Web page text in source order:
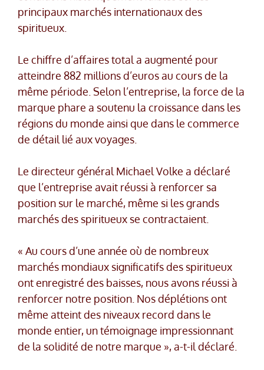
principaux marchés internationaux des
spiritueux.
Le chiffre d’affaires total a augmenté pour
atteindre 882 millions d’euros au cours de la
même période. Selon l’entreprise, la force de la
marque phare a soutenu la croissance dans les
régions du monde ainsi que dans le commerce
de détail lié aux voyages.
Le directeur général Michael Volke a déclaré
que l’entreprise avait réussi à renforcer sa
position sur le marché, même si les grands
marchés des spiritueux se contractaient.
« Au cours d’une année où de nombreux
marchés mondiaux significatifs des spiritueux
ont enregistré des baisses, nous avons réussi à
renforcer notre position. Nos déplétions ont
même atteint des niveaux record dans le
monde entier, un témoignage impressionnant
de la solidité de notre marque », a-t-il déclaré.